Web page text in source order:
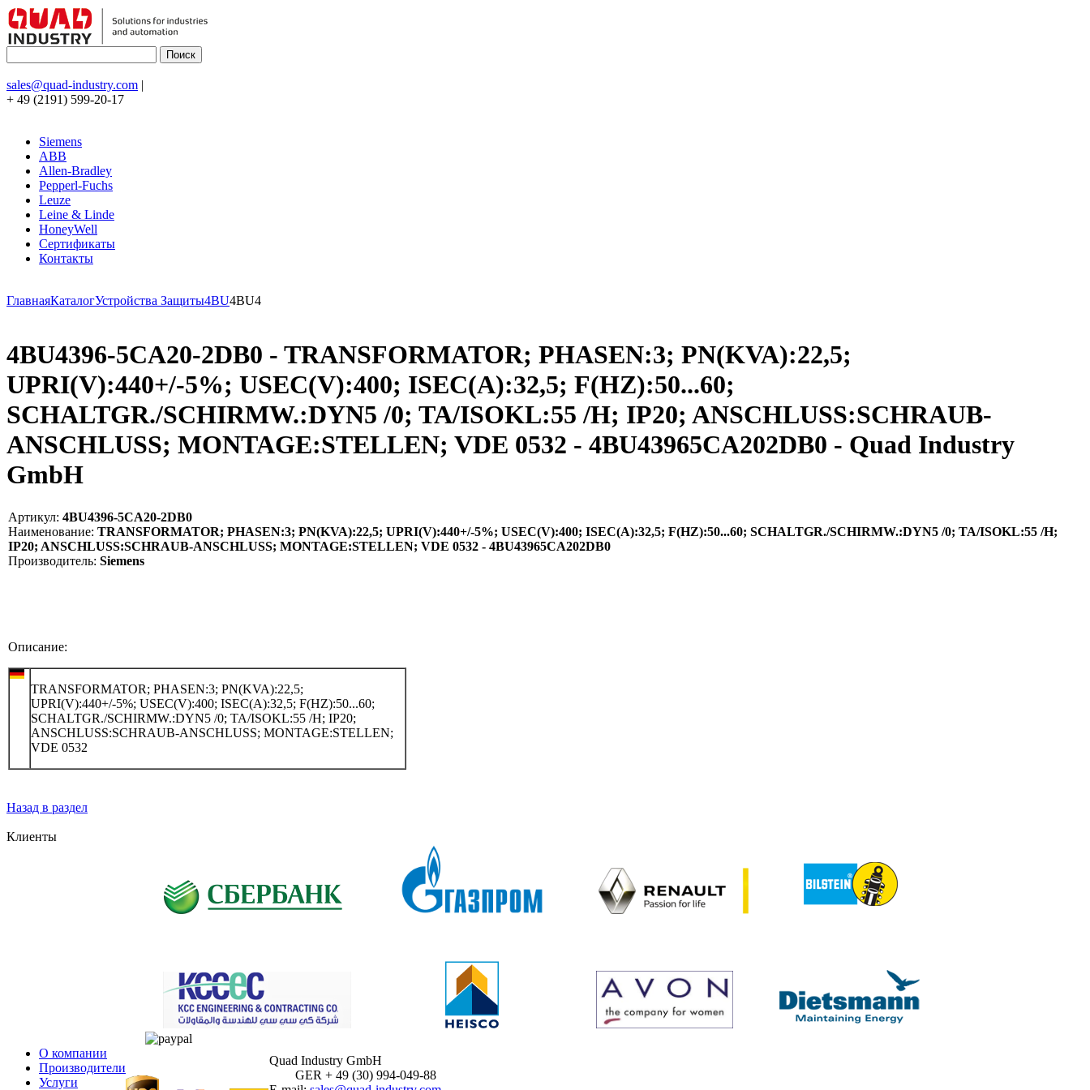
sales@quad-industry.com |
+ 49 (2191) 599-20-17
Siemens
ABB
Allen-Bradley
Pepperl-Fuchs
Leuze
Leine & Linde
HoneyWell
Сертификаты
Контакты
ГлавнаяКаталогУстройства Защиты4BU4BU4
4BU4396-5CA20-2DB0 - TRANSFORMATOR; PHASEN:3; PN(KVA):22,5;
UPRI(V):440+/-5%; USEC(V):400; ISEC(A):32,5; F(HZ):50...60;
SCHALTGR./SCHIRMW.:DYN5 /0; TA/ISOKL:55 /H; IP20; ANSCHLUSS:SCHRAUB-
ANSCHLUSS; MONTAGE:STELLEN; VDE 0532 - 4BU43965CA202DB0 - Quad Industry
GmbH
Артикул: 4BU4396-5CA20-2DB0
Наименование: TRANSFORMATOR; PHASEN:3; PN(KVA):22,5; UPRI(V):440+/-5%; USEC(V):400; ISEC(A):32,5; F(HZ):50...60; SCHALTGR./SCHIRMW.:DYN5 /0; TA/ISOKL:55 /H;
IP20; ANSCHLUSS:SCHRAUB-ANSCHLUSS; MONTAGE:STELLEN; VDE 0532 - 4BU43965CA202DB0
Производитель: Siemens
Описание:
TRANSFORMATOR; PHASEN:3; PN(KVA):22,5;
UPRI(V):440+/-5%; USEC(V):400; ISEC(A):32,5; F(HZ):50...60;
SCHALTGR./SCHIRMW.:DYN5 /0; TA/ISOKL:55 /H; IP20;
ANSCHLUSS:SCHRAUB-ANSCHLUSS; MONTAGE:STELLEN;
VDE 0532
Назад в раздел
Клиенты
О компании
Производители
Услуги
Quad Industry GmbH
GER + 49 (30) 994-049-88